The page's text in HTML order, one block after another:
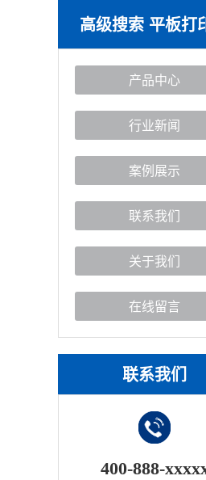
高级搜索 平板打
产品中心
行业新闻
案例展示
联系我们
关于我们
在线留言
联系我们
400-888-